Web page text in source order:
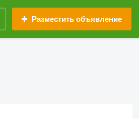
Разместить объявление